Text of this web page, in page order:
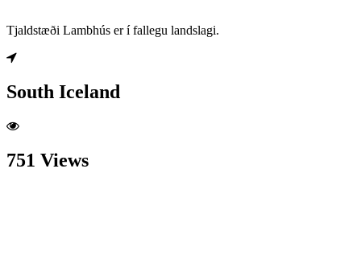
Tjaldstæði Lambhús er í fallegu landslagi.
South Iceland
751 Views